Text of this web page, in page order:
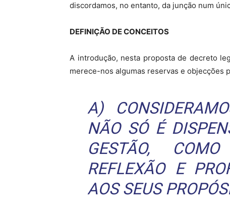
discordamos, no entanto, da junção num
DEFINIÇÃO DE CONCEITOS
A introdução, nesta proposta de decreto
merece-nos algumas reservas e objecções
A)
NÃO SÓ É
GESTÃO,
REFLEXÃO E
AOS SEUS